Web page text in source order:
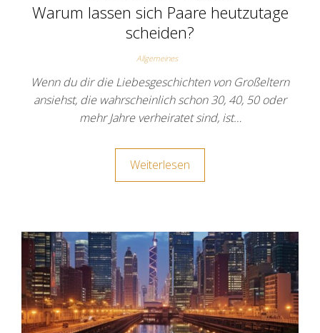
Warum lassen sich Paare heutzutage
scheiden?
Allgemeines
Wenn du dir die Liebesgeschichten von Großeltern
ansiehst, die wahrscheinlich schon 30, 40, 50 oder
mehr Jahre verheiratet sind, ist…
Weiterlesen